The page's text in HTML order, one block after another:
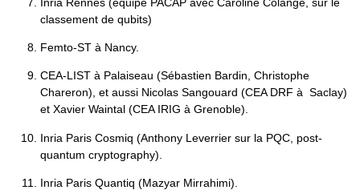
Inria Rennes (équipe PACAP avec Caroline Colange, sur le
classement de qubits)
Femto-ST à Nancy.
CEA-LIST à Palaiseau (Sébastien Bardin, Christophe
Chareron), et aussi Nicolas Sangouard (CEA DRF à Saclay)
et Xavier Waintal (CEA IRIG à Grenoble).
Inria Paris Cosmiq (Anthony Leverrier sur la PQC, post-
quantum cryptography).
Inria Paris Quantiq (Mazyar Mirrahimi).